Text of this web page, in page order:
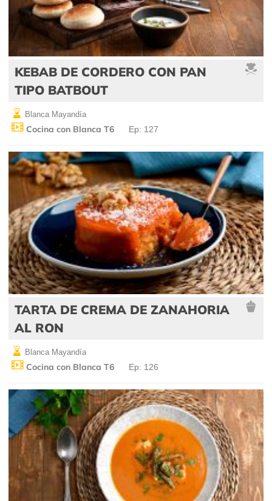
KEBAB DE CORDERO CON PAN
TIPO BATBOUT
Blanca Mayandía
Cocina con Blanca T6 Ep: 127
TARTA DE CREMA DE ZANAHORIA
AL RON
Blanca Mayandía
Cocina con Blanca T6 Ep: 126